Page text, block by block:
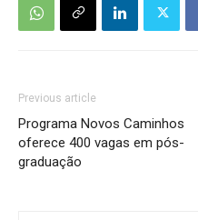
Previous article
Programa Novos Caminhos
oferece 400 vagas em pós-
graduação